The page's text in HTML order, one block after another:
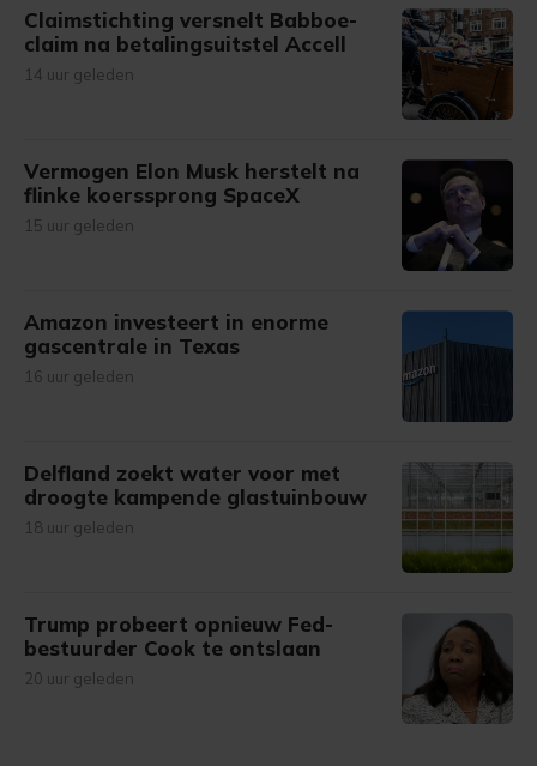
Claimstichting versnelt Babboe-
claim na betalingsuitstel Accell
14 uur geleden
Vermogen Elon Musk herstelt na
flinke koerssprong SpaceX
15 uur geleden
Amazon investeert in enorme
gascentrale in Texas
16 uur geleden
Delfland zoekt water voor met
droogte kampende glastuinbouw
18 uur geleden
Trump probeert opnieuw Fed-
bestuurder Cook te ontslaan
20 uur geleden